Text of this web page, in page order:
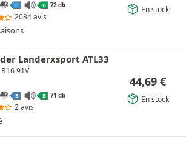
C B 72 db
2084 avis
En stock
Landerxsport ATL33
91V
B B 71 db
2 avis
44,69 €
En stock